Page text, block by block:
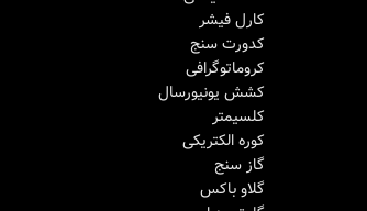
کارل فیشر
کدورت‌ سنج
کروماتوگرافی
کشش یونیورسال
کلسیمتر
کوره الکتریکی
گاز سنج
گلاو باکس